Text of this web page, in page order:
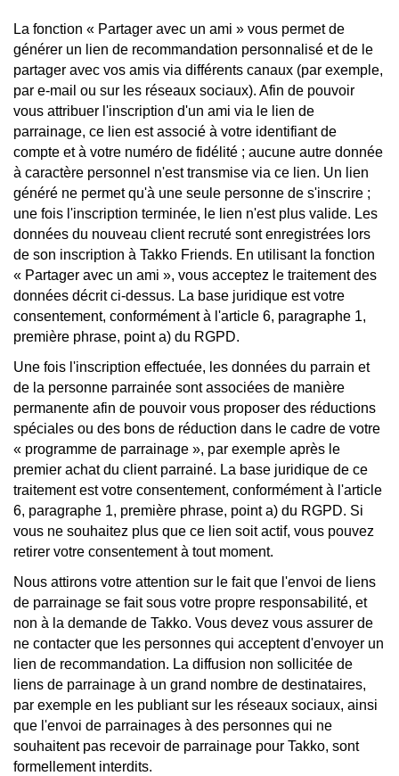
La fonction « Partager avec un ami » vous permet de
générer un lien de recommandation personnalisé et de le
partager avec vos amis via différents canaux (par exemple,
par e-mail ou sur les réseaux sociaux). Afin de pouvoir
vous attribuer l'inscription d'un ami via le lien de
parrainage, ce lien est associé à votre identifiant de
compte et à votre numéro de fidélité ; aucune autre donnée
à caractère personnel n'est transmise via ce lien. Un lien
généré ne permet qu'à une seule personne de s'inscrire ;
une fois l'inscription terminée, le lien n'est plus valide. Les
données du nouveau client recruté sont enregistrées lors
de son inscription à Takko Friends. En utilisant la fonction
« Partager avec un ami », vous acceptez le traitement des
données décrit ci-dessus. La base juridique est votre
consentement, conformément à l'article 6, paragraphe 1,
première phrase, point a) du RGPD.
Une fois l'inscription effectuée, les données du parrain et
de la personne parrainée sont associées de manière
permanente afin de pouvoir vous proposer des réductions
spéciales ou des bons de réduction dans le cadre de votre
« programme de parrainage », par exemple après le
premier achat du client parrainé. La base juridique de ce
traitement est votre consentement, conformément à l'article
6, paragraphe 1, première phrase, point a) du RGPD. Si
vous ne souhaitez plus que ce lien soit actif, vous pouvez
retirer votre consentement à tout moment.
Nous attirons votre attention sur le fait que l'envoi de liens
de parrainage se fait sous votre propre responsabilité, et
non à la demande de Takko. Vous devez vous assurer de
ne contacter que les personnes qui acceptent d'envoyer un
lien de recommandation. La diffusion non sollicitée de
liens de parrainage à un grand nombre de destinataires,
par exemple en les publiant sur les réseaux sociaux, ainsi
que l'envoi de parrainages à des personnes qui ne
souhaitent pas recevoir de parrainage pour Takko, sont
formellement interdits.